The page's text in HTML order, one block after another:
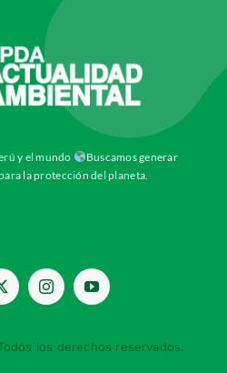
y el mundo
Buscamos generar
la protección del planeta.
los derechos reservados.